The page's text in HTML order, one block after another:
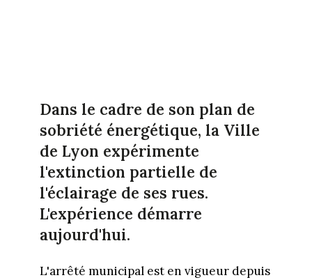
Dans le cadre de son plan de
sobriété énergétique, la Ville
de Lyon expérimente
l'extinction partielle de
l'éclairage de ses rues.
L'expérience démarre
aujourd'hui.
L'arrêté municipal est en vigueur depuis